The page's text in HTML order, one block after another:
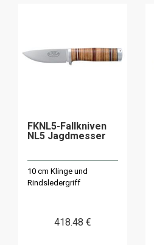
FKNL5-Fallkniven
NL5 Jagdmesser
10 cm Klinge und
Rindsledergriff
418.48 €